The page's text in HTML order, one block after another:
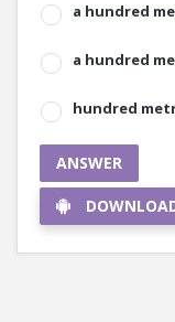
a hundred
a hundred
hundred
ANSWER